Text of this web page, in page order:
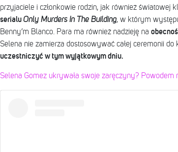
przyjaciele i członkowie rodzin, jak również światowej
serialuOnly Murders In The Building, w którym
Benny’m Blanco. Para ma również nadzieję na
Selena nie zamierza dostosowywać całej ceremonii
uczestniczyć w tym wyjątkowym dniu.
Selena Gomez ukrywała swoje zaręczyny? Powodem